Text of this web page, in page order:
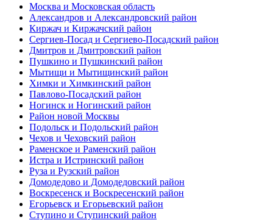
Москва и Московская область
Александров и Александровский район
Киржач и Киржачский район
Сергиев-Посад и Сергиево-Посадский район
Дмитров и Дмитровский район
Пушкино и Пушкинский район
Мытищи и Мытищинский район
Химки и Химкинский район
Павлово-Посадский район
Ногинск и Ногинский район
Район новой Москвы
Подольск и Подольский район
Чехов и Чеховский район
Раменское и Раменский район
Истра и Истринский район
Руза и Рузский район
Домодедово и Домодедовский район
Воскресенск и Воскресенский район
Егорьевск и Егорьевский район
Ступино и Ступинский район